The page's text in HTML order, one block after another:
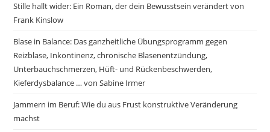
Stille hallt wider: Ein Roman, der dein Bewusstsein verändert von
Frank Kinslow
Blase in Balance: Das ganzheitliche Übungsprogramm gegen
Reizblase, Inkontinenz, chronische Blasenentzündung,
Unterbauchschmerzen, Hüft- und Rückenbeschwerden,
Kieferdysbalance … von Sabine Irmer
Jammern im Beruf: Wie du aus Frust konstruktive Veränderung
machst